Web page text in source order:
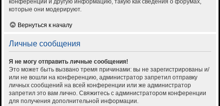
конференции и другую информацию, такую как сведения о форумах,
которые они модерируют.
Вернуться к началу
Личные сообщения
Я не могу отправить личные сообщения!
Это может быть вызвано тремя причинами: вы не зарегистрированы и/
или не вошли на конференцию, администратор запретил отправку
личных сообщений на всей конференции или же администратор
запретил это вам лично. Свяжитесь с администратором конференции
для получения дополнительной информации.